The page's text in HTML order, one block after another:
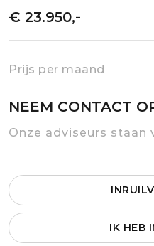
€ 23.950,-
Prijs per maand
NEEM CONTACT
Onze adviseurs staan
IK HEB